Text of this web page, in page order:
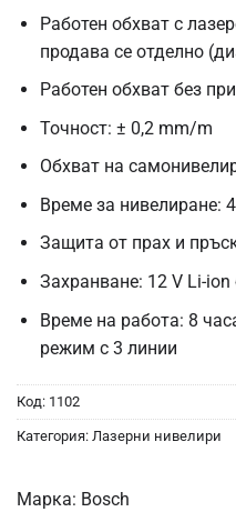
Работен обхват с
продава се отделно
Работен обхват без
Точност: ± 0,2 mm/m
Обхват на
Време за нивелиране:
Защита от прах и
Захранване: 12 V Li-ion
Време на работа: 8
режим с 3 линии
Код: 1102
Категория: Лазерни нивелири
Марка: Bosch